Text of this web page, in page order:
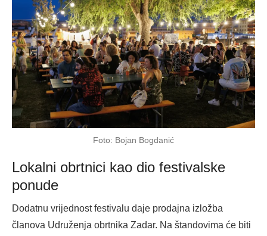
Foto: Bojan Bogdanić
Lokalni obrtnici kao dio festivalske
ponude
Dodatnu vrijednost festivalu daje prodajna izložba
članova Udruženja obrtnika Zadar. Na štandovima će biti